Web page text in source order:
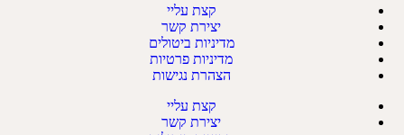
קצת עליי
יצירת קשר
מדיניות ביטולים
מדיניות פרטיות
הצהרת נגישות
קצת עליי
יצירת קשר